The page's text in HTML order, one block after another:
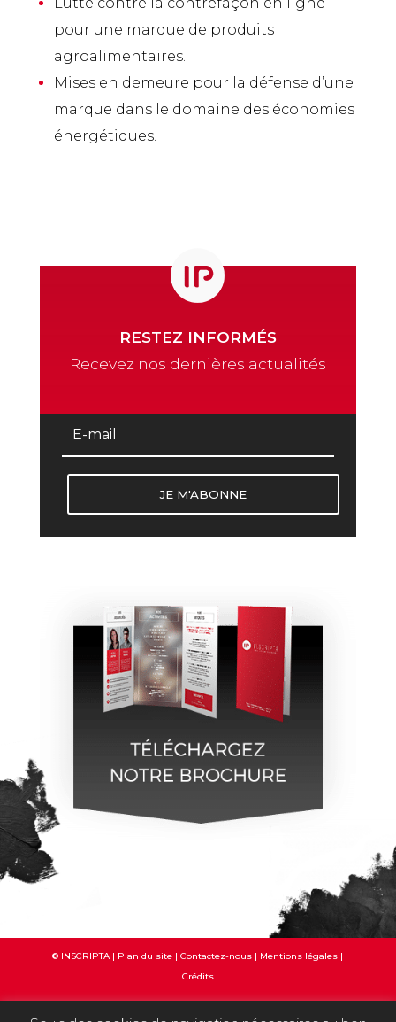
pour une marque de produits
agroalimentaires.
Mises en demeure pour la défense d’une
marque dans le domaine des économies
énergétiques.
RESTEZ INFORMÉS
Recevez nos dernières actualités
JE M'ABONNE
© INSCRIPTA | Plan du site |Contactez-nous | Mentions légales |
Crédits